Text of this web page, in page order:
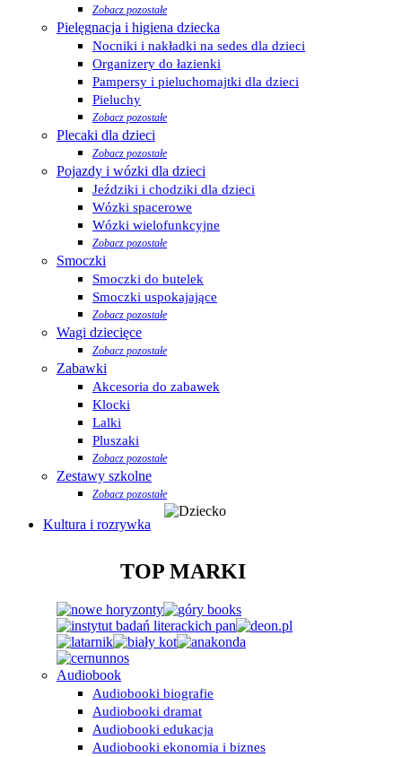
Zobacz pozostałe
Pielęgnacja i higiena dziecka
Nocniki i nakładki na sedes dla dzieci
Organizery do łazienki
Pampersy i pieluchomajtki dla dzieci
Pieluchy
Zobacz pozostałe
Plecaki dla dzieci
Zobacz pozostałe
Pojazdy i wózki dla dzieci
Jeździki i chodziki dla dzieci
Wózki spacerowe
Wózki wielofunkcyjne
Zobacz pozostałe
Smoczki
Smoczki do butelek
Smoczki uspokajające
Zobacz pozostałe
Wagi dziecięce
Zobacz pozostałe
Zabawki
Akcesoria do zabawek
Klocki
Lalki
Pluszaki
Zobacz pozostałe
Zestawy szkolne
Zobacz pozostałe
Kultura i rozrywka
TOP MARKI
Audiobook
Audiobooki biografie
Audiobooki dramat
Audiobooki edukacja
Audiobooki ekonomia i biznes